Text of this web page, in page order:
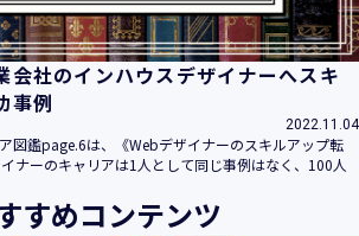
会社のインハウスデザイナーへスキ
事例
2022.11.04
図鑑page.6は、《Webデザイナーのスキルアップ転
ナーのキャリアは1人として同じ事例はなく、100人
すめコンテンツ